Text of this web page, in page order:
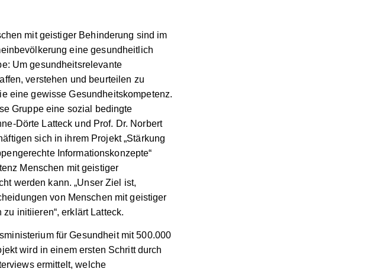
mit geistiger Behinderung sind im
eine gesundheitlich
Um gesundheitsrelevante
verstehen und beurteilen zu
eine gewisse Gesundheitskompetenz.
Gruppe eine sozial bedingte
Dörte Latteck und Prof. Dr. Norbert
sich in ihrem Projekt „Stärkung
Informationskonzepte“
Menschen mit geistiger
werden kann. „Unser Ziel ist,
von Menschen mit geistiger
initiieren“, erklärt Latteck.
für Gesundheit mit 500.000
wird in einem ersten Schritt durch
ermittelt, welche